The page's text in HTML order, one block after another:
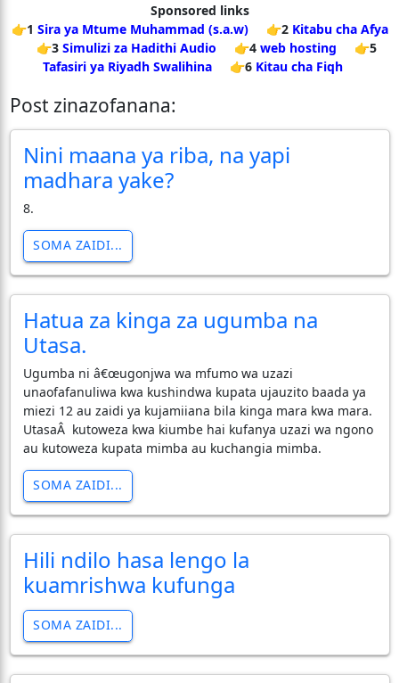
Sponsored links
👉1 Sira ya Mtume Muhammad (s.a.w) 👉2 Kitabu cha Afya
👉3 Simulizi za Hadithi Audio 👉4 web hosting
👉5
Tafasiri ya Riyadh Swalihina
👉6 Kitau cha Fiqh
Post zinazofanana:
Nini maana ya riba, na yapi
madhara yake?
8.
SOMA ZAIDI...
Hatua za kinga za ugumba na
Utasa.
Ugumba ni â€œugonjwa wa mfumo wa uzazi
unaofafanuliwa kwa kushindwa kupata ujauzito baada ya
miezi 12 au zaidi ya kujamiiana bila kinga mara kwa mara.
UtasaÂ kutoweza kwa kiumbe hai kufanya uzazi wa ngono
au kutoweza kupata mimba au kuchangia mimba.
SOMA ZAIDI...
Hili ndilo hasa lengo la
kuamrishwa kufunga
SOMA ZAIDI...